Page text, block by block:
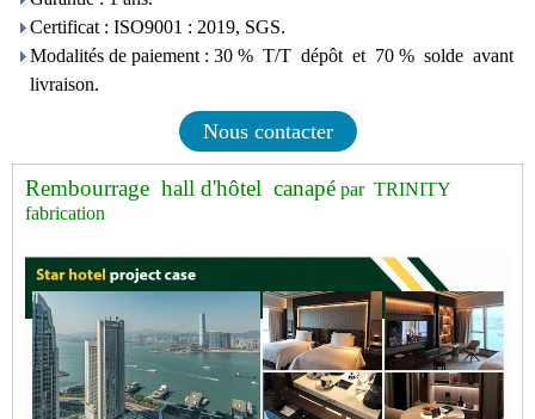
Certificat : ISO9001 : 2019, SGS.
Modalités de paiement : 30 % T/T dépôt et 70 % solde avant
livraison.
Nous contacter
Rembourrage hall d'hôtel canapé par TRINITY
fabrication